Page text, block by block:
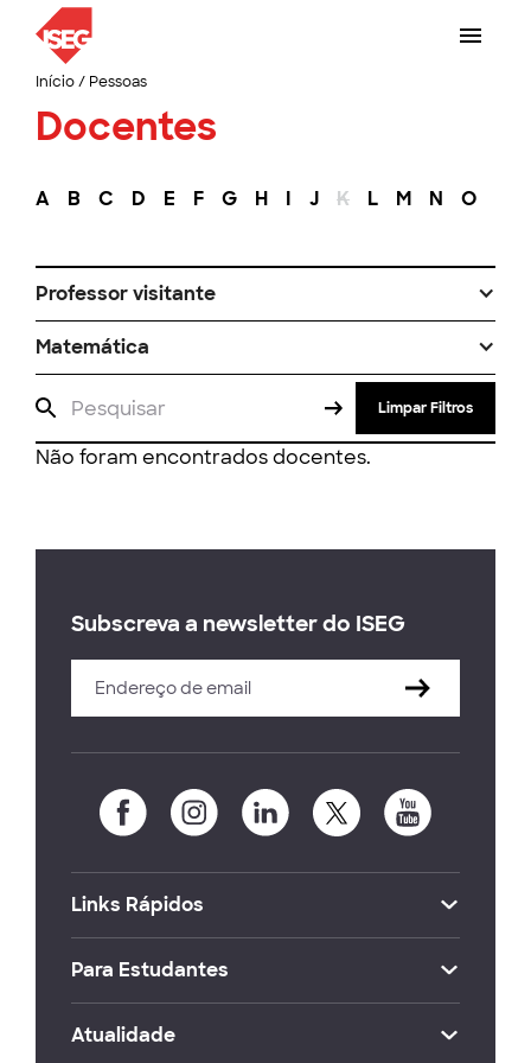
Início/ Pessoas
Docentes
A B C D E F G H I J K L M N O
Professor visitante
Matemática
Limpar Filtros
Não foram encontrados docentes.
Subscreva a newsletter do ISEG
Links Rápidos
Para Estudantes
Atualidade